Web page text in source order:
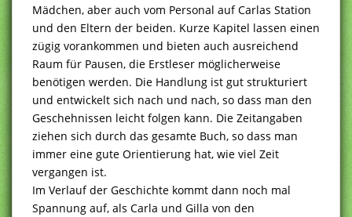
Mädchen, aber auch vom Personal auf Carlas Station
und den Eltern der beiden. Kurze Kapitel lassen einen
zügig vorankommen und bieten auch ausreichend
Raum für Pausen, die Erstleser möglicherweise
benötigen werden. Die Handlung ist gut strukturiert
und entwickelt sich nach und nach, so dass man den
Geschehnissen leicht folgen kann. Die Zeitangaben
ziehen sich durch das gesamte Buch, so dass man
immer eine gute Orientierung hat, wie viel Zeit
vergangen ist.
Im Verlauf der Geschichte kommt dann noch mal
Spannung auf, als Carla und Gilla von den